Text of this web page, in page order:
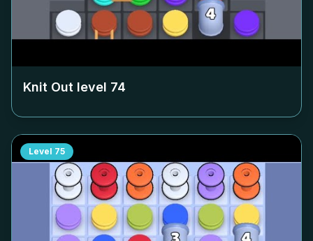
Knit Out level 74
Level 75